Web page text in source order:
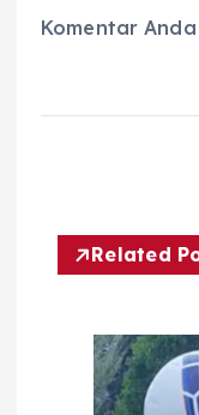
Komentar Anda
Related